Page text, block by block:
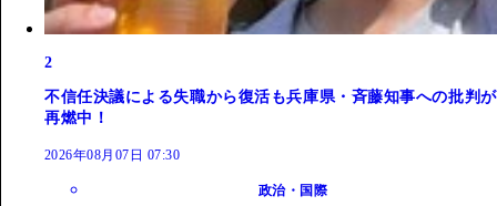
2
不信任決議による失職から復活も兵庫県・斉藤知事への批判が
再燃中！
2026年08月07日 07:30
政治・国際